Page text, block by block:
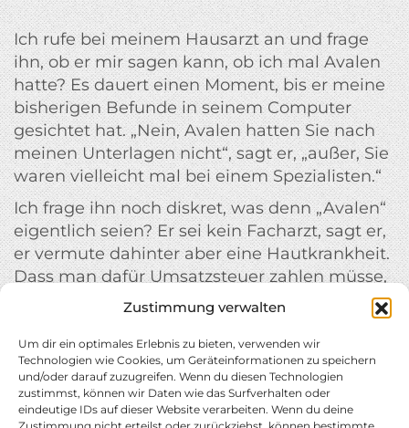
Zustimmung verwalten
Um dir ein optimales Erlebnis zu bieten, verwenden wir
Technologien wie Cookies, um Geräteinformationen zu speichern
und/oder darauf zuzugreifen. Wenn du diesen Technologien
zustimmst, können wir Daten wie das Surfverhalten oder
eindeutige IDs auf dieser Website verarbeiten. Wenn du deine
Ich rufe bei meinem Hausarzt an und frage
ihn, ob er mir sagen kann, ob ich mal Avalen
hatte? Es dauert einen Moment, bis er meine
bisherigen Befunde in seinem Computer
gesichtet hat. „Nein, Avalen hatten Sie nach
meinen Unterlagen nicht“, sagt er, „außer, Sie
waren vielleicht mal bei einem Spezialisten.“
Ich frage ihn noch diskret, was denn „Avalen“
eigentlich seien? Er sei kein Facharzt, sagt er,
er vermute dahinter aber eine Hautkrankheit.
Dass man dafür Umsatzsteuer zahlen müsse,
höre er aber auch zum ersten Mal. Typisch